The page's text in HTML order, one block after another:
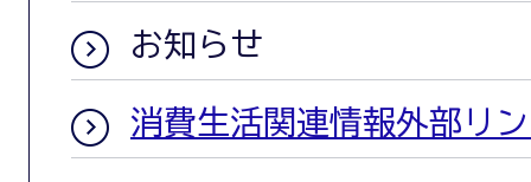
お知らせ
消費生活関連情報外部リ